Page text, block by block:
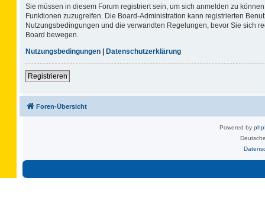
Sie müssen in diesem Forum registriert sein, um sich anmelden zu
Funktionen zuzugreifen. Die Board-Administration kann registrierten
Nutzungsbedingungen und die verwandten Regelungen, bevor Sie sich
Board bewegen.
Nutzungsbedingungen | Datenschutzerklärung
Registrieren
Foren-Übersicht
Powered by